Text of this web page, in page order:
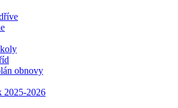
obnovy
2025-2026